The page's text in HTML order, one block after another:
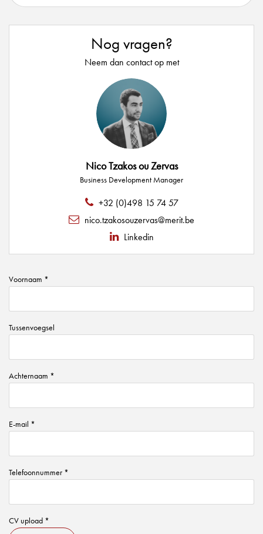
Nog vragen?
Neem dan contact op met
Nico Tzakos ou Zervas
Business Development Manager
+32 (0)498 15 74 57
nico.tzakosouzervas@merit.be
Linkedin
Voornaam *
Tussenvoegsel
Achternaam *
E-mail *
Telefoonnummer *
CV upload *